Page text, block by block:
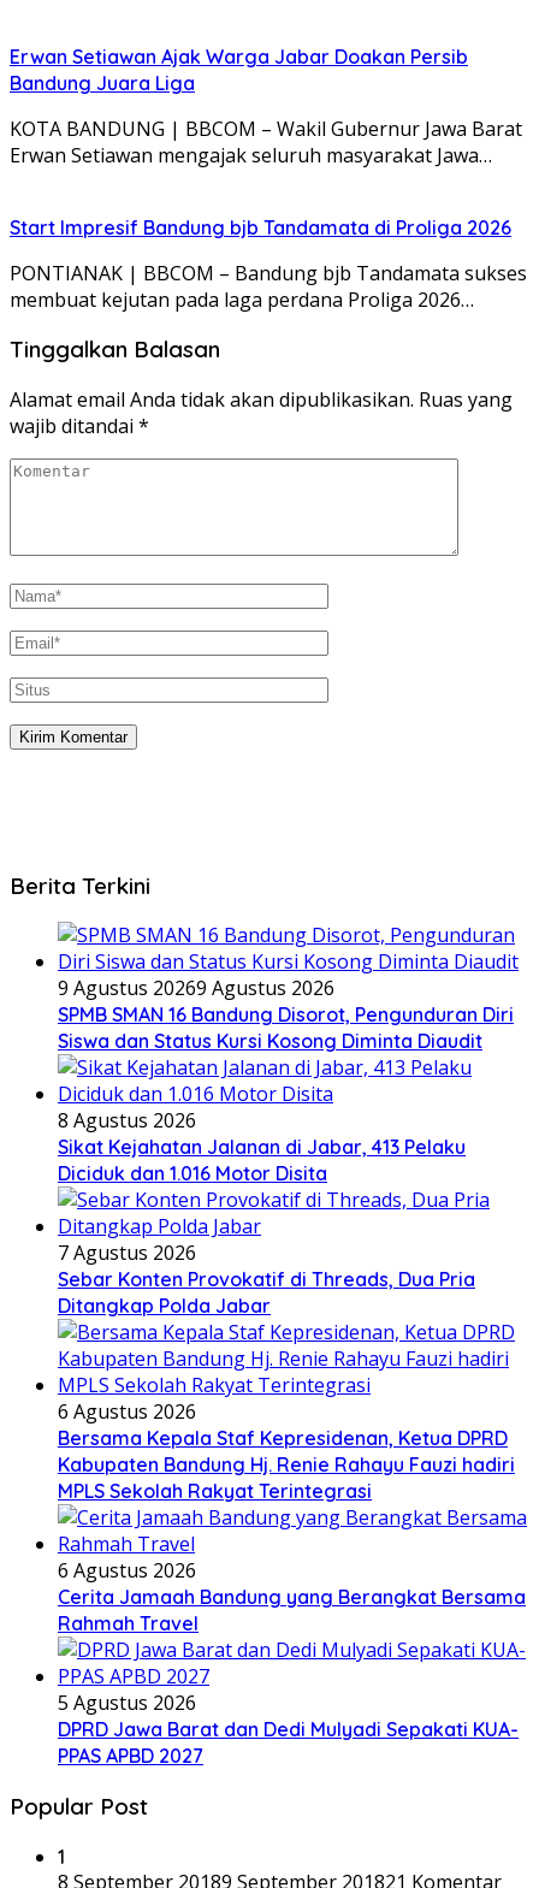
Erwan Setiawan Ajak Warga Jabar Doakan Persib
Bandung Juara Liga
KOTA BANDUNG | BBCOM – Wakil Gubernur Jawa Barat
Erwan Setiawan mengajak seluruh masyarakat Jawa…
Start Impresif Bandung bjb Tandamata di Proliga 2026
PONTIANAK | BBCOM – Bandung bjb Tandamata sukses
membuat kejutan pada laga perdana Proliga 2026…
Tinggalkan Balasan
Alamat email Anda tidak akan dipublikasikan. Ruas yang
wajib ditandai *
Berita Terkini
9 Agustus 20269 Agustus 2026
SPMB SMAN 16 Bandung Disorot, Pengunduran Diri
Siswa dan Status Kursi Kosong Diminta Diaudit
8 Agustus 2026
Sikat Kejahatan Jalanan di Jabar, 413 Pelaku
Diciduk dan 1.016 Motor Disita
7 Agustus 2026
Sebar Konten Provokatif di Threads, Dua Pria
Ditangkap Polda Jabar
6 Agustus 2026
Bersama Kepala Staf Kepresidenan, Ketua DPRD
Kabupaten Bandung Hj. Renie Rahayu Fauzi hadiri
MPLS Sekolah Rakyat Terintegrasi
6 Agustus 2026
Cerita Jamaah Bandung yang Berangkat Bersama
Rahmah Travel
5 Agustus 2026
DPRD Jawa Barat dan Dedi Mulyadi Sepakati KUA-
PPAS APBD 2027
Popular Post
1
8 September 20189 September 201821 Komentar